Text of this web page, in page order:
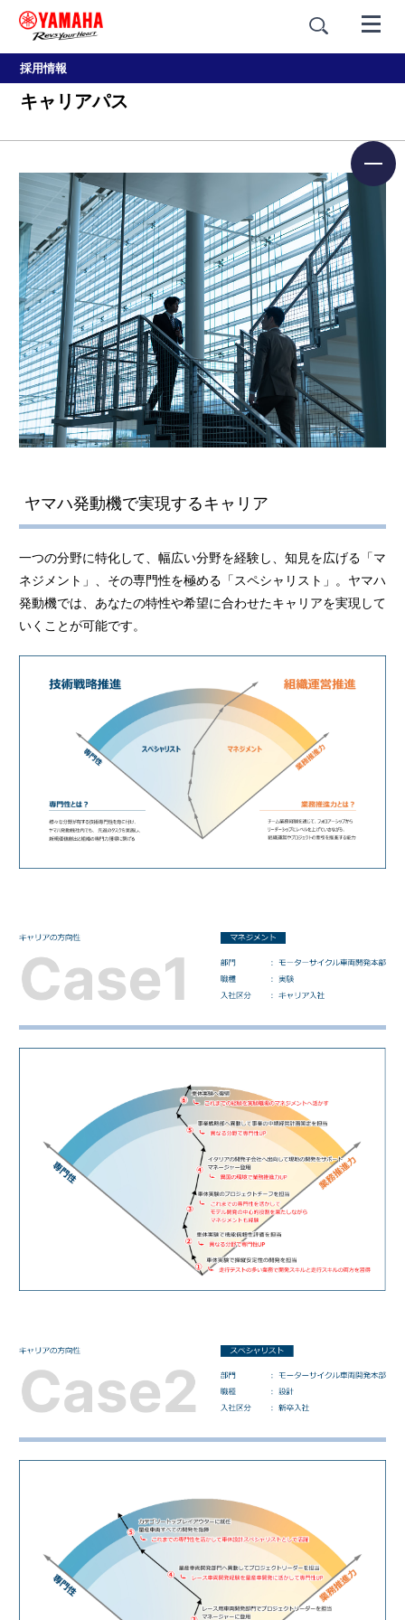
採用情報
キャリアパス
モーターサイクル車両開発本
部 TOP
本部長メッセージ
事業部を知る
職種を知る
データから見る事業部
社員インタビュー
キャリアパス
勤務地
ランドモビリティ事業の魅力
ランドモビリティ事業 TOP
ヤマハ発動機で実現するキャリア
一つの分野に特化して、幅広い分野を経験し、知見を広げる「マ
ネジメント」、その専門性を極める「スペシャリスト」。ヤマハ
発動機では、あなたの特性や希望に合わせたキャリアを実現して
いくことが可能です。